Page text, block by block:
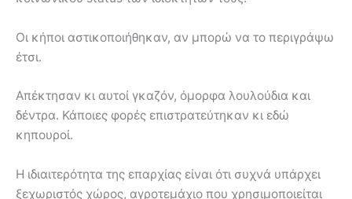
Οι κήποι αστικοποιήθηκαν, αν μπορώ να το περιγράψω
έτσι.
Απέκτησαν κι αυτοί γκαζόν, όμορφα λουλούδια και
δέντρα. Κάποιες φορές επιστρατεύτηκαν κι εδώ
κηπουροί.
Η ιδιαιτερότητα της επαρχίας είναι ότι συχνά υπάρχει
ξεχωριστός χώρος, αγροτεμάχιο που χρησιμοποιείται